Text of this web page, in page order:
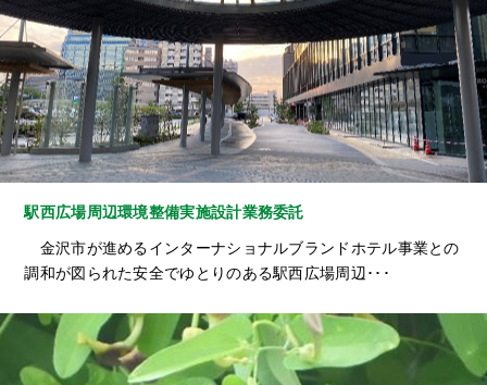
駅西広場周辺環境整備実施設計業務委託
金沢市が進めるインターナショナルブランドホテル事業との
調和が図られた安全でゆとりのある駅西広場周辺･･･